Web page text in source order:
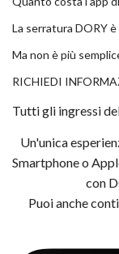
La serratura DORY è
Ma non è più
RICHIEDI
Tutti gli ingressi
Un'unica
Smartphone o
con
Puoi anche